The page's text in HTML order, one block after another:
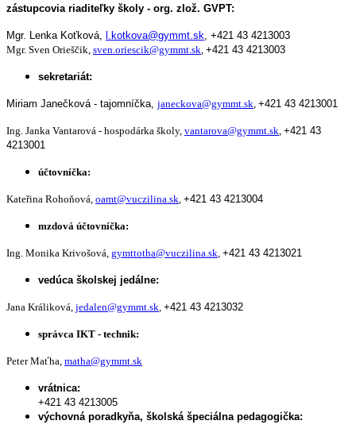
zástupcovia riaditeľky školy - org. zlož. GVPT:
Mgr. Lenka Koťková, l.kotkova@gymmt.sk, +421 43 4213003
Mgr. Sven Orieščik, sven.oriescik@gymmt.sk, +421 43 4213003
sekretariát:
Miriam Janečková - tajomníčka, janeckova@gymmt.sk, +421 43 4213001
Ing. Janka Vantarová - hospodárka školy, vantarova@gymmt.sk, +421 43
4213001
účtovníčka:
Kateřina Rohoňová, oamt@vuczilina.sk, +421 43 4213004
mzdová účtovníčka:
Ing. Monika Krivošová, gymttotha@vuczilina.sk, +421 43 4213021
vedúca školskej jedálne:
Jana Králiková, jedalen@gymmt.sk, +421 43 4213032
správca IKT - technik:
Peter Maťha, matha@gymmt.sk
vrátnica:
+421 43 4213005
výchovná poradkyňa, školská špeciálna pedagogička: